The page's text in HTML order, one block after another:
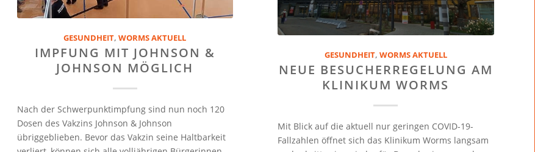
GESUNDHEIT,WORMS AKTUELL
IMPFUNG MIT JOHNSON &
JOHNSON MÖGLICH
Nach der Schwerpunktimpfung sind nun noch 120
Dosen des Vakzins Johnson & Johnson
übriggeblieben. Bevor das Vakzin seine Haltbarkeit
GESUNDHEIT, WORMS AKTUELL
NEUE BESUCHERREGELUNG AM
KLINIKUM WORMS
Mit Blick auf die aktuell nur geringen COVID-19-
Fallzahlen öffnet sich das Klinikum Worms langsam